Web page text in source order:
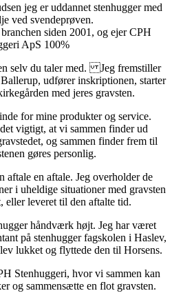
jeg er uddannet stenhugger med
ved svendeprøven.
siden 2001, og ejer CPH
ApS 100%
selv du taler med. Jeg fremstiller
udfører inskriptionen, starter
med jeres gravsten.
for mine produkter og service.
vigtigt, at vi sammen finder ud
og sammen finder frem til
gøres personlig.
aftale en aftale. Jeg overholder de
i uheldige situationer med gravsten
eller leveret til den aftalte tid.
håndværk højt. Jeg har været
på stenhugger fagskolen i Haslev,
lukket og flyttede den til Horsens.
Stenhuggeri, hvor vi sammen kan
og sammensætte en flot gravsten.